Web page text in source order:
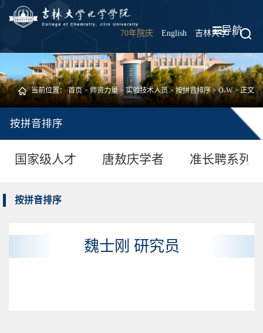
70年院庆 English 吉林大学 |
导航
当前位置：首页>师资力量>实验技术人员>按拼音排序>O-W> 正文
按拼音排序
国家级人才 唐敖庆学者 准长聘系列
按拼音排序
魏士刚 研究员